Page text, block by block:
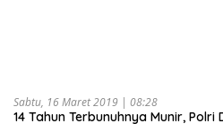
Sabtu, 16 Maret 2019 | 08:28
14 Tahun Terbunuhnya Munir,